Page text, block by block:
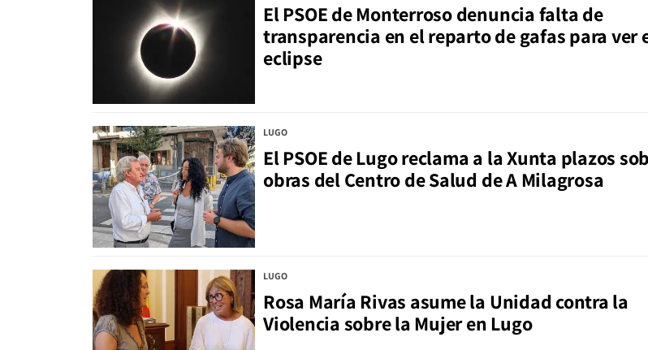
El PSOE de Monterroso denuncia falta de
transparencia en el reparto de gafas para ver
eclipse
LUGO
El PSOE de Lugo reclama a la Xunta plazos
obras del Centro de Salud de A Milagrosa
LUGO
Rosa María Rivas asume la Unidad contra la
Violencia sobre la Mujer en Lugo